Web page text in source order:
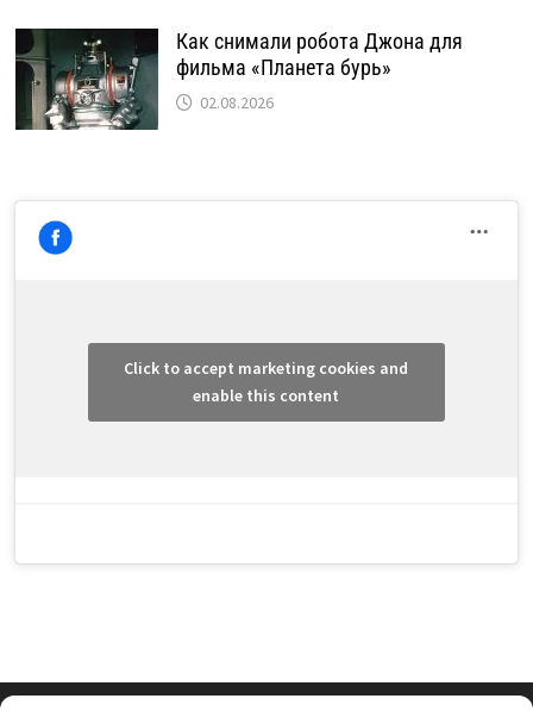
Как снимали робота Джона для
фильма «Планета бурь»
02.08.2026
Click to accept marketing cookies and
enable this content